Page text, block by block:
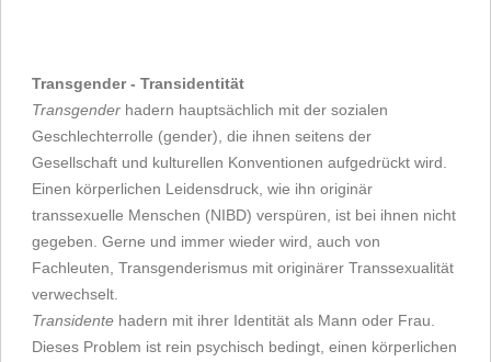
Transgender - Transidentität
Transgender hadern hauptsächlich mit der sozialen
Geschlechterrolle (gender), die ihnen seitens der
Gesellschaft und kulturellen Konventionen aufgedrückt wird.
Einen körperlichen Leidensdruck, wie ihn originär
transsexuelle Menschen (NIBD) verspüren, ist bei ihnen nicht
gegeben. Gerne und immer wieder wird, auch von
Fachleuten, Transgenderismus mit originärer Transsexualität
verwechselt.
Transidente hadern mit ihrer Identität als Mann oder Frau.
Dieses Problem ist rein psychisch bedingt, einen körperlichen